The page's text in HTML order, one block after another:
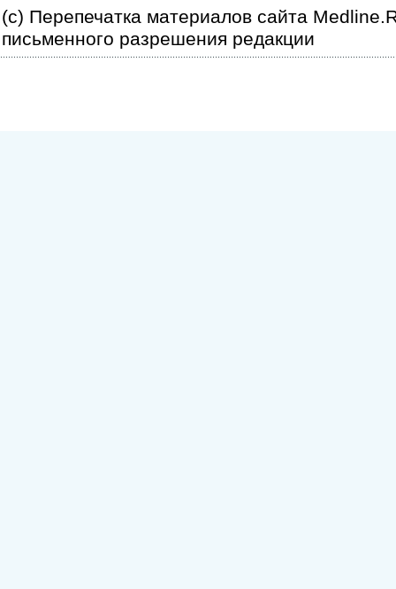
(c) Перепечатка материалов сайта
письменного разрешения редакции